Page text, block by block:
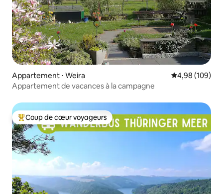
Appartement ⋅ Weira Évaluation
4,98 (109)
Appartement de vacances à la campagne
Coups de cœur voyageurs les plus appréciés
Coup de cœur voyageurs